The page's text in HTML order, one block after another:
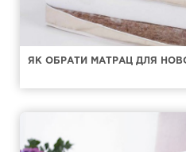
ЯК ОБРАТИ МАТРАЦ ДЛЯ